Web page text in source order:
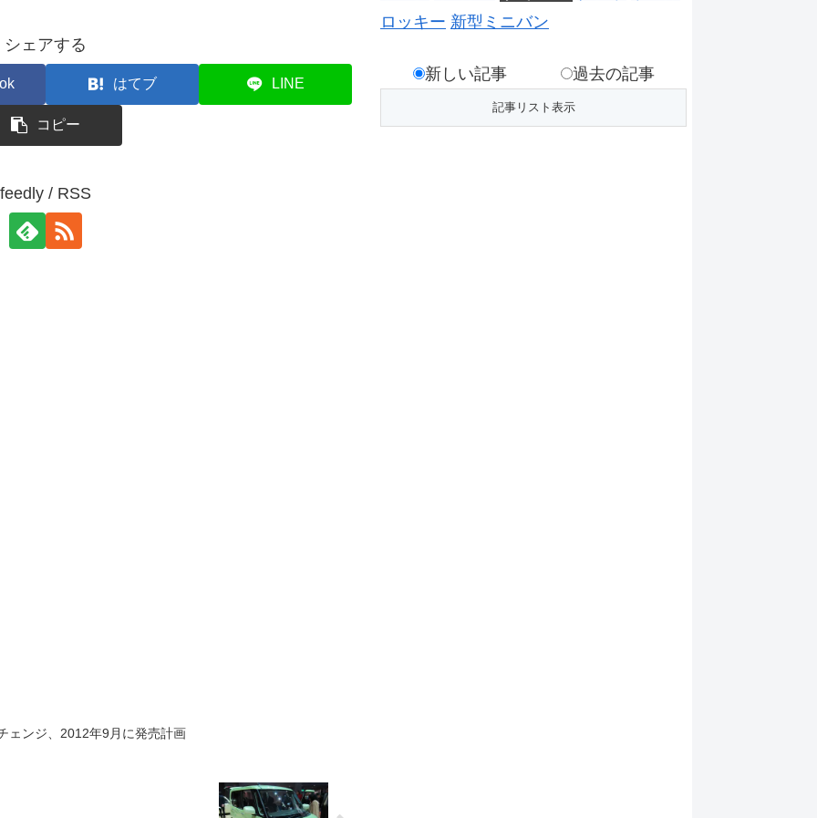
シェアする
はてブ LINE
コピー
feedly / RSS
ェンジ、2012年9月に発売計画
ロッキー 新型ミニバン
新しい記事 過去の記事